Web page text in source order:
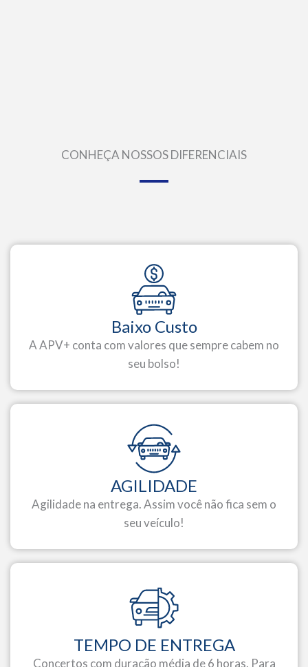
CONHEÇA NOSSOS DIFERENCIAIS
Baixo Custo
A APV+ conta com valores que sempre cabem no
seu bolso!
AGILIDADE
Agilidade na entrega. Assim você não fica sem o
seu veículo!
TEMPO DE ENTREGA
Concertos com duração média de 6 horas. Para